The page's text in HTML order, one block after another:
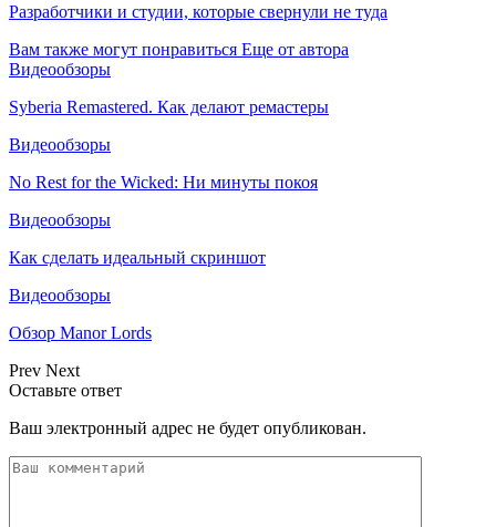
Разработчики и студии, которые свернули не туда
Вам также могут понравиться Еще от автора
Видеообзоры
Syberia Remastered. Как делают ремастеры
Видеообзоры
No Rest for the Wicked: Ни минуты покоя
Видеообзоры
Как сделать идеальный скриншот
Видеообзоры
Обзор Manor Lords
Prev Next
Оставьте ответ
Ваш электронный адрес не будет опубликован.